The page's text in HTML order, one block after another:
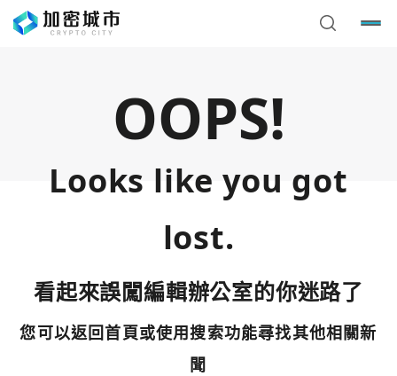
OOPS!
Looks like you got
lost.
看起來誤闖編輯辦公室的你迷路了
您可以返回首頁或使用搜索功能尋找其他相關新
聞
使用以下帳號繼續
您已閒置5分鐘，請點擊關閉按鈕或空白處，即可回到加密